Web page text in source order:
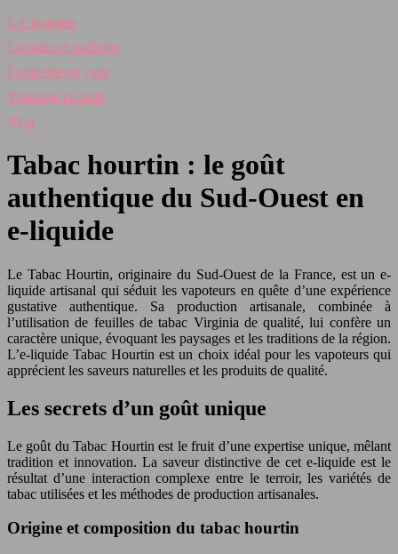
E-Cigarettes
Liquides et parfums
Équipements vape
Vapotage et santé
Blog
Tabac hourtin : le goût
authentique du Sud-Ouest en
e-liquide
Le Tabac Hourtin, originaire du Sud-Ouest de la France, est un e-
liquide artisanal qui séduit les vapoteurs en quête d’une expérience
gustative authentique. Sa production artisanale, combinée à
l’utilisation de feuilles de tabac Virginia de qualité, lui confère un
caractère unique, évoquant les paysages et les traditions de la région.
L’e-liquide Tabac Hourtin est un choix idéal pour les vapoteurs qui
apprécient les saveurs naturelles et les produits de qualité.
Les secrets d’un goût unique
Le goût du Tabac Hourtin est le fruit d’une expertise unique, mêlant
tradition et innovation. La saveur distinctive de cet e-liquide est le
résultat d’une interaction complexe entre le terroir, les variétés de
tabac utilisées et les méthodes de production artisanales.
Origine et composition du tabac hourtin